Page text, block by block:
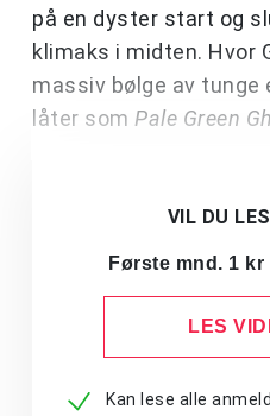
på en dyster start og
klimaks i midten. Hvor
massiv bølge av
låter som Pale Green
VIL DU
Første mnd. 1
LES
Kan lese alle